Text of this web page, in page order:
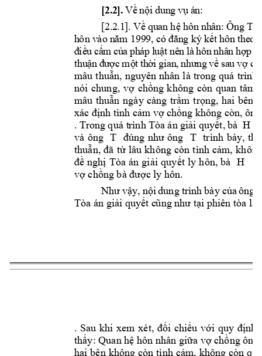
[2.2].Vềnội dung vụ án:
[2.2.1]. Về quan hệ hôn nhân: Ông Tr
hôn vào năm 1999, có đăng ký kết hôn theo
điều cấm của pháp luật nên làhônnhân hợp
thuận đượcmột thời gian, nhưng về sauvợ
mâu thuẫn, nguyên nhân là trong quá trình
nói chung, vợ chồng không còn quan tâm
mâu thuẫn ngày càng trầm trọng, hai bên
xác định tình cảm vợ chồng không còn, ôn
. Trong quá trình Tòa án giải quyết, bà H
và ông T đúng như ông T trình bày,
thuẫn, đã từ lâu không còn tình cảm,
đề nghị Tòa án giải quyết ly hôn, bà H
vợ chồng bà được ly hôn.
Như vậy, nội dung trình bày của ông
Tòa án giải quyết cũng như tại phiên tòa là
. Sau khi xem xét, đối chiếu với quy định
thấy: Quan hệ hôn nhân giữa vợ chồng ông
hai bên không còn tình cảm, không còn